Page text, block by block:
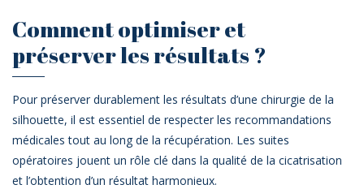
Comment optimiser et
préserver les résultats ?
Pour préserver durablement les résultats d’une chirurgie de la
silhouette, il est essentiel de respecter les recommandations
médicales tout au long de la récupération. Les suites
opératoires jouent un rôle clé dans la qualité de la cicatrisation
et l’obtention d’un résultat harmonieux.